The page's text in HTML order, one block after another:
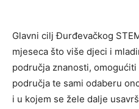
Glavni cilj Đurđevačkog
mjeseca što više djeci i
područja znanosti,
područja te sami odaberu
i u kojem se žele dalje